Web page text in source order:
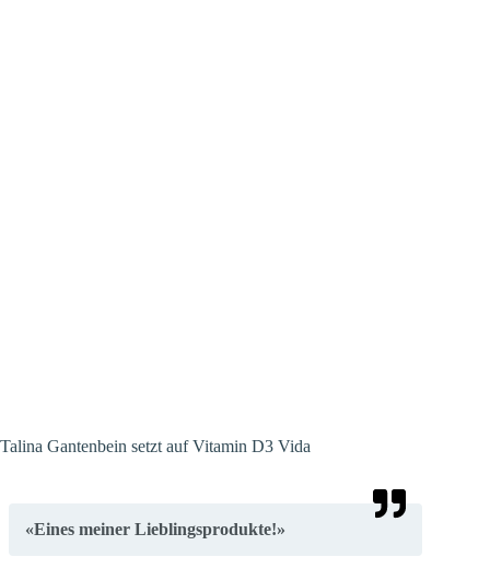
Talina Gantenbein setzt auf Vitamin D3 Vida
«Eines meiner Lieblingsprodukte!»